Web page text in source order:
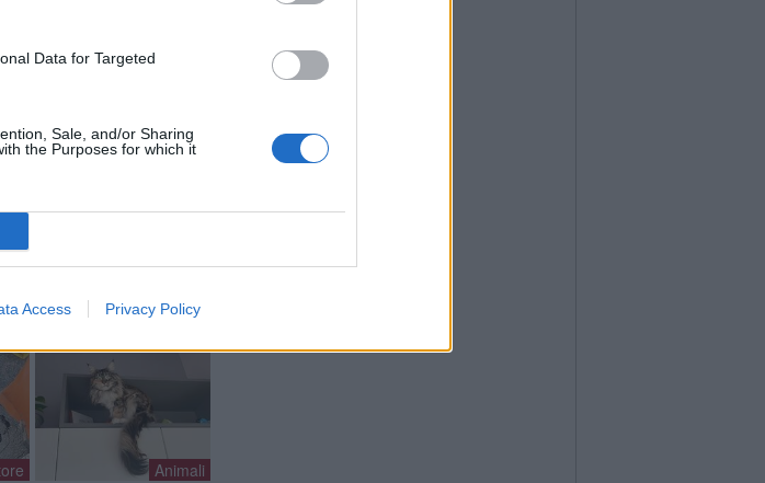
Data for Targeted
Sale, and/or Sharing
the Purposes for which it
Access Privacy Policy
ogni
diverso ogni sera, tra
musicali e burraco
Animali